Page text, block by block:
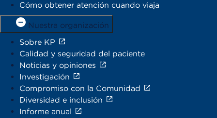
Cómo obtener atención cuando viaja
Nuestra organización
Sobre KP
Calidad y seguridad del paciente
Noticias y opiniones
Investigación
Compromiso con la Comunidad
Diversidad e inclusión
Informe anual